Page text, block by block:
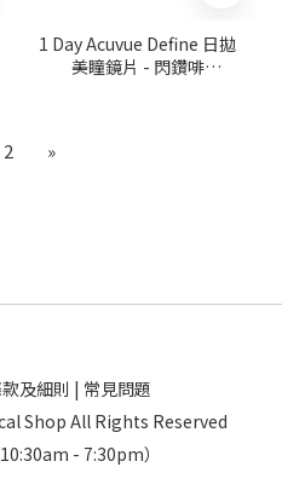
1 Day Acuvue Define 日拋
美瞳鏡片 - 閃鑽啡
2 »
及細則 | 常見問題
Shop All Rights Reserved
- 7:30pm）